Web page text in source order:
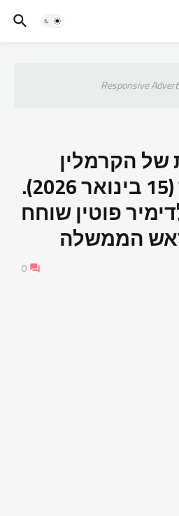
Responsive
הקרמלין
משבוע שעבר (15 בינואר 2026).
פוטין שוחח
הממשלה
0